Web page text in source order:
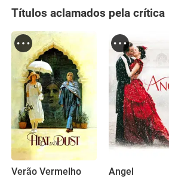
Títulos aclamados pela crítica
Verão Vermelho Angel